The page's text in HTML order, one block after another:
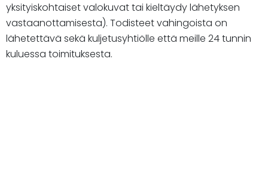
yksityiskohtaiset valokuvat tai kieltäydy lähetyksen
vastaanottamisesta). Todisteet vahingoista on
lähetettävä sekä kuljetusyhtiölle että meille 24 tunnin
kuluessa toimituksesta.